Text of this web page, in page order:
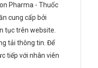
tối trước khi đi ngủ.
giảm chức năng gan/ thận,
ngày.
Pharma - Thuốc
cung cấp bởi
tục trên website.
tải thông tin. Để
tiếp với nhân viên